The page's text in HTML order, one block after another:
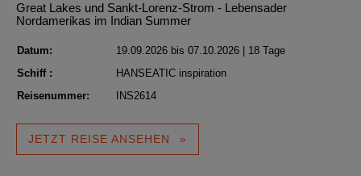
Great Lakes und Sankt-Lorenz-Strom - Lebensader
Nordamerikas im Indian Summer
Datum:
19.09.2026 bis 07.10.2026 | 18 Tage
Schiff :
HANSEATIC inspiration
Reisenummer:
INS2614
JETZT REISE ANSEHEN